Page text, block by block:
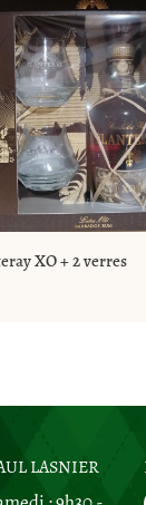
XO + 2 verres
CAVE
LASNIER